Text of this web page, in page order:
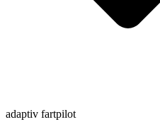
adaptiv fartpilot